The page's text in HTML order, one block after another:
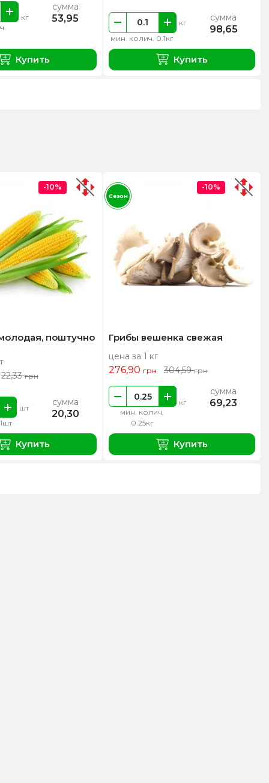
кг
сумма
53,95
Купить
мин. колич. 0.1кг
кг сумма
98,65
Купить
поштучно
22,33грн
шт сумма
20,30
Купить
-10%
Грибы вешенка свежая
цена за 1 кг
276,90 грн 304,59грн
мин. колич.
0.25кг
кг
сумма
69,23
Купить
-10%
Сезон